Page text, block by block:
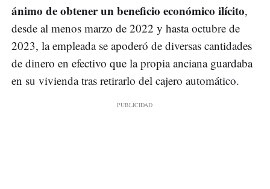
ánimo de obtener un beneficio económico ilícito,
desde al menos marzo de 2022 y hasta octubre de
2023, la empleada se apoderó de diversas cantidades
de dinero en efectivo que la propia anciana guardaba
en su vivienda tras retirarlo del cajero automático.